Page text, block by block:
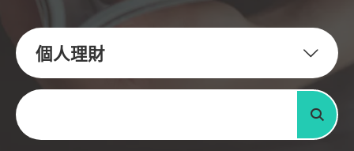
個人理財
關鍵字
搜尋